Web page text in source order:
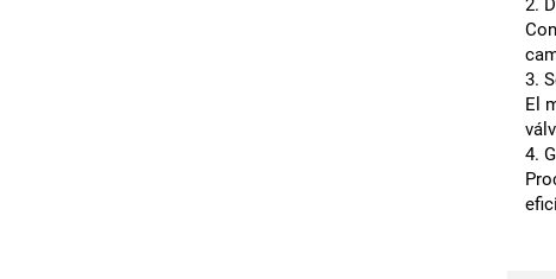
2.
3.
El
4.